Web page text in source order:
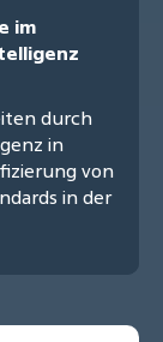
im
durch
in
von
in der